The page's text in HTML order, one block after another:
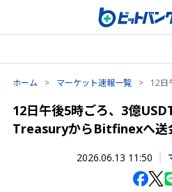
ホーム > マーケット速報一覧 > 12日
12日午後5時ごろ、3億
TreasuryからBitfinexへ送
2026.06.13 11:50